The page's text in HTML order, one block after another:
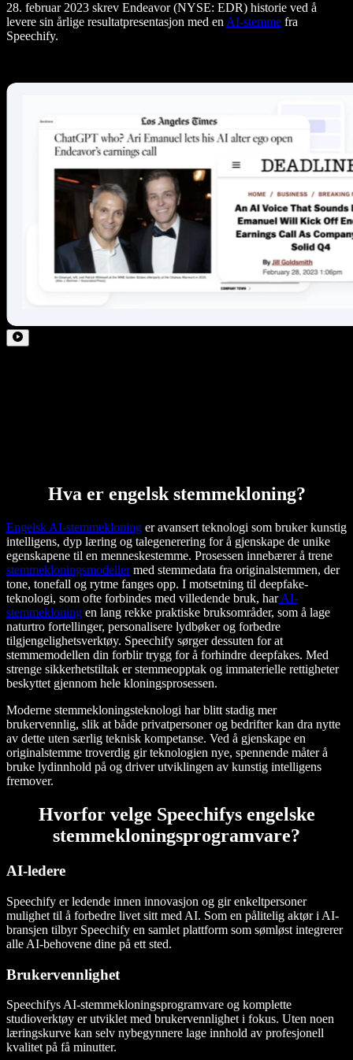
28. februar 2023 skrev Endeavor (NYSE: EDR) historie ved å
levere sin årlige resultatpresentasjon med en AI-stemme fra
Speechify.
Hva er engelsk stemmekloning?
Engelsk AI-stemmekloning er avansert teknologi som bruker kunstig
intelligens, dyp læring og talegenerering for å gjenskape de unike
egenskapene til en menneskestemme. Prosessen innebærer å trene
stemmekloningsmodellermed stemmedata fra originalstemmen, der
tone, tonefall og rytme fanges opp. I motsetning til deepfake-
teknologi, som ofte forbindes med villedende bruk, harAI-
stemmekloning en lang rekke praktiske bruksområder, som å lage
naturtro fortellinger, personalisere lydbøker og forbedre
tilgjengelighetsverktøy. Speechify sørger dessuten for at
stemmemodellen din forblir trygg for å forhindre deepfakes. Med
strenge sikkerhetstiltak er stemmeopptak og immaterielle rettigheter
beskyttet gjennom hele kloningsprosessen.
Moderne stemmekloningsteknologi har blitt stadig mer
brukervennlig, slik at både privatpersoner og bedrifter kan dra nytte
av dette uten særlig teknisk kompetanse. Ved å gjenskape en
originalstemme troverdig gir teknologien nye, spennende måter å
bruke lydinnhold på og driver utviklingen av kunstig intelligens
fremover.
Hvorfor velge Speechifys engelske
stemmekloningsprogramvare?
AI-ledere
Speechify er ledende innen innovasjon og gir enkeltpersoner
mulighet til å forbedre livet sitt med AI. Som en pålitelig aktør i AI-
bransjen tilbyr Speechify en samlet plattform som sømløst integrerer
alle AI-behovene dine på ett sted.
Brukervennlighet
Speechifys AI-stemmekloningsprogramvare og komplette
studioverktøy er utviklet med brukervennlighet i fokus. Uten noen
læringskurve kan selv nybegynnere lage innhold av profesjonell
kvalitet på få minutter.